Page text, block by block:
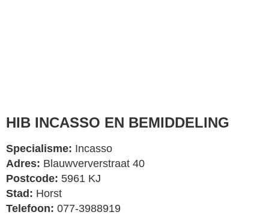
HIB INCASSO EN BEMIDDELING
Specialisme: Incasso
Adres: Blauwververstraat 40
Postcode: 5961 KJ
Stad: Horst
Telefoon: 077-3988919